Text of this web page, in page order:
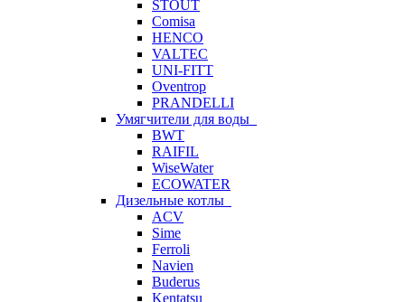
STOUT
Comisa
HENCO
VALTEC
UNI-FITT
Oventrop
PRANDELLI
Умягчители для воды
BWT
RAIFIL
WiseWater
ECOWATER
Дизельные котлы
ACV
Sime
Ferroli
Navien
Buderus
Kentatsu